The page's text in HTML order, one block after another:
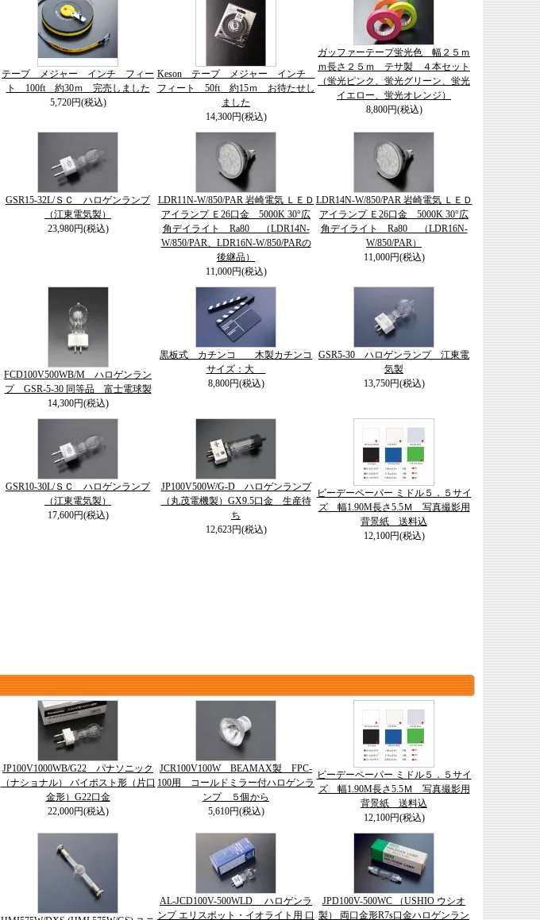
テープ メジャー インチ フィー
ト 100ft 約30ｍ 完売しました
5,720円(税込)
Keson テープ メジャー インチ
フィート 50ft 約15ｍ お待たせし
ました
14,300円(税込)
ガッファーテープ蛍光色 幅２５ｍ
ｍ長さ２５ｍ テサ製 ４本セット
（蛍光ピンク、蛍光グリーン、蛍光
イエロー、蛍光オレンジ）
8,800円(税込)
GSR15-32L/ＳＣ ハロゲンランプ
（江東電気製）
23,980円(税込)
LDR11N-W/850/PAR 岩崎電気 ＬＥＤ
アイランプ Ｅ26口金 5000K 30°広
角デイライト Ra80 （LDR14N-
W/850/PAR、LDR16N-W/850/PARの
後継品）
11,000円(税込)
LDR14N-W/850/PAR 岩崎電気 ＬＥＤ
アイランプ Ｅ26口金 5000K 30°広
角デイライト Ra80 （LDR16N-
W/850/PAR）
11,000円(税込)
FCD100V500WB/M ハロゲンラン
プ GSR-5-30 同等品 富士電球製
14,300円(税込)
黒板式 カチンコ 木製カチンコ
サイズ：大
8,800円(税込)
GSR5-30 ハロゲンランプ 江東電
気製
13,750円(税込)
GSR10-30L/ＳＣ ハロゲンランプ
（江東電気製）
17,600円(税込)
JP100V500W/G-D ハロゲンランプ
（丸茂電機製）GX9.5口金 生産待
ち
12,623円(税込)
ビーデーペーパー ミドル５．５サイ
ズ 幅1.90M長さ5.5Ｍ 写真撮影用
背景紙 送料込
12,100円(税込)
JP100V1000WB/G22 パナソニック
（ナショナル） バイポスト形（片口
金形）G22口金
22,000円(税込)
JCR100V100W BEAMAX製 FPC-
100用 コールドミラー付ハロゲンラ
ンプ ５個から
5,610円(税込)
ビーデーペーパー ミドル５．５サイ
ズ 幅1.90M長さ5.5Ｍ 写真撮影用
背景紙 送料込
12,100円(税込)
AL-JCD100V-500WLD ハロゲンラ
ンプ エリスポット・イオライト用 口
JPD100V-500WC （USHIO ウシオ
製） 両口金形R7s口金ハロゲンラン